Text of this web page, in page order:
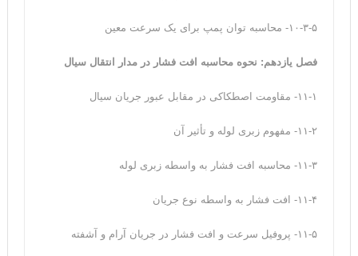
۱۰-۳-۵- محاسبه‌ توان پمپ برای یک سرعت معین
فصل یازدهم: نحوه محاسبه افت فشار در مدار انتقال سیال
۱۱-۱- مقاومت اصطکاکی در مقابل عبور جریان سیال
۱۱-۲- مفهوم زبری لوله و تأثیر آن
۱۱-۳- محاسبه‌ افت فشار به واسطه‌ زبری لوله
۱۱-۴- افت فشار به واسطه‌ نوع جریان
۱۱-۵- پروفیل سرعت و افت فشار در جریان آرام و آشفته